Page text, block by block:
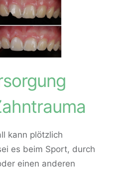
kann plötzlich
es beim Sport, durch
einen anderen